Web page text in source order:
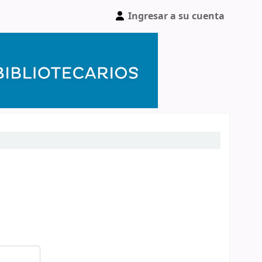
Ingresar a su cuenta